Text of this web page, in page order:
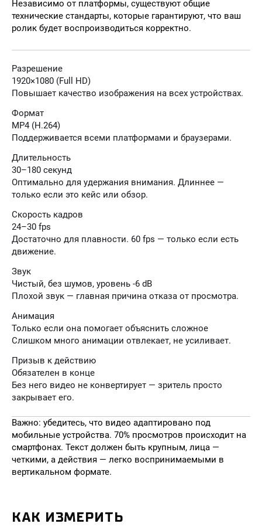
Независимо от платформы, существуют общие
технические стандарты, которые гарантируют, что ваш
ролик будет воспроизводиться корректно.
Разрешение
1920×1080 (Full HD)
Повышает качество изображения на всех устройствах.
Формат
MP4 (H.264)
Поддерживается всеми платформами и браузерами.
Длительность
30–180 секунд
Оптимально для удержания внимания. Длиннее —
только если это кейс или обзор.
Скорость кадров
24–30 fps
Достаточно для плавности. 60 fps — только если есть
движение.
Звук
Чистый, без шумов, уровень -6 dB
Плохой звук — главная причина отказа от просмотра.
Анимация
Только если она помогает объяснить сложное
Слишком много анимации отвлекает, не усиливает.
Призыв к действию
Обязателен в конце
Без него видео не конвертирует — зритель просто
закрывает его.
Важно: убедитесь, что видео адаптировано под
мобильные устройства. 70% просмотров происходит на
смартфонах. Текст должен быть крупным, лица —
четкими, а действия — легко воспринимаемыми в
вертикальном формате.
КАК ИЗМЕРИТЬ